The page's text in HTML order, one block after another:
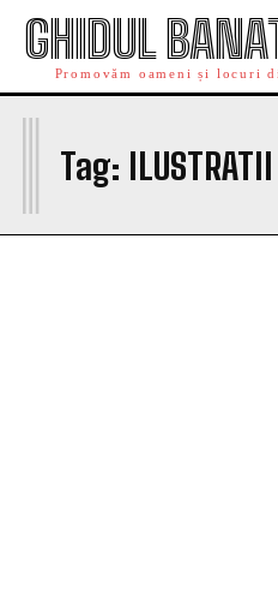
GHIDUL
Promovăm oameni și locuri
Tag: ILUSTRATII
I